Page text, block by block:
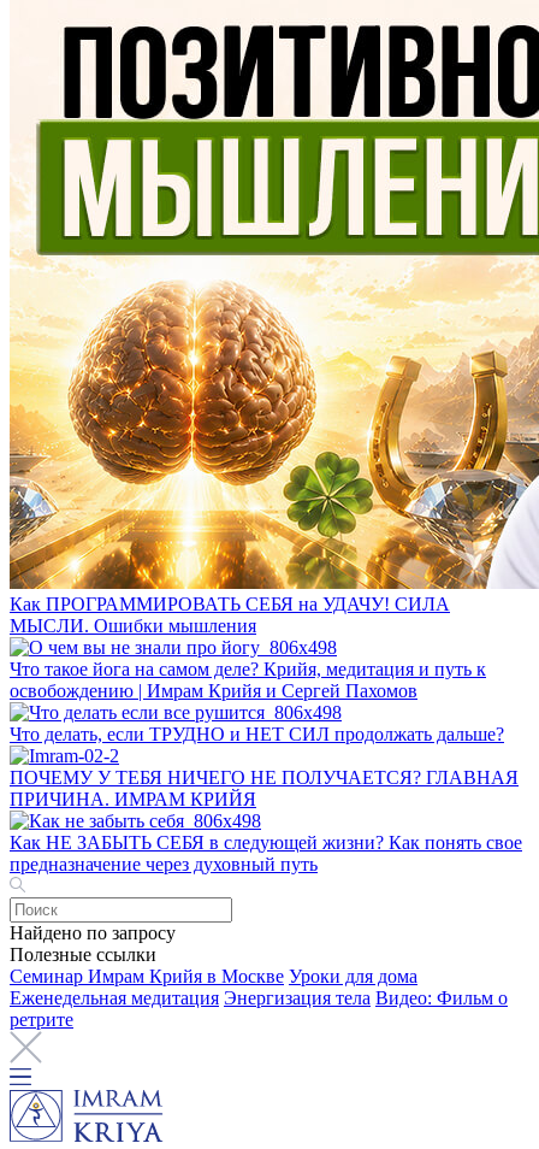
Как ПРОГРАММИРОВАТЬ СЕБЯ на УДАЧУ! СИЛА
МЫСЛИ. Ошибки мышления
Что такое йога на самом деле? Крийя, медитация и путь к
освобождению | Имрам Крийя и Сергей Пахомов
Что делать, если ТРУДНО и НЕТ СИЛ продолжать дальше?
ПОЧЕМУ У ТЕБЯ НИЧЕГО НЕ ПОЛУЧАЕТСЯ? ГЛАВНАЯ
ПРИЧИНА. ИМРАМ КРИЙЯ
Как НЕ ЗАБЫТЬ СЕБЯ в следующей жизни? Как понять свое
предназначение через духовный путь
Найдено по запросу
Полезные ссылки
Семинар Имрам Крийя в Москве Уроки для дома
Еженедельная медитация Энергизация тела Видео: Фильм о
ретрите